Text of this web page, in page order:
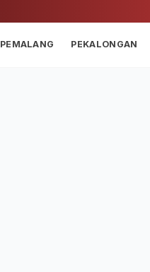
PEMALANG PEKALONGAN